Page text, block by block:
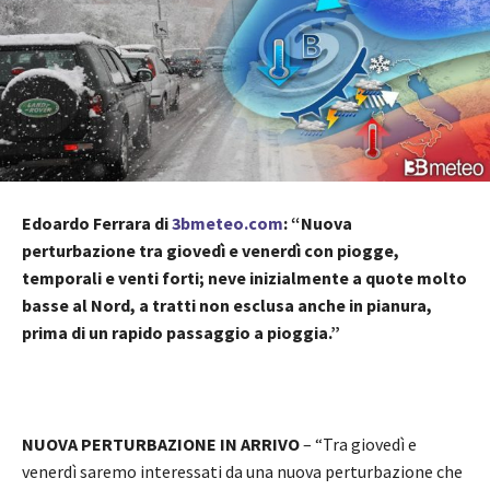
Edoardo Ferrara di3bmeteo.com: “Nuova
perturbazione tra giovedì e venerdì con piogge,
temporali e venti forti; neve inizialmente a quote molto
basse al Nord, a tratti non esclusa anche in pianura,
prima di un rapido passaggio a pioggia.”
NUOVA PERTURBAZIONE IN ARRIVO– “Tra giovedì e
venerdì saremo interessati da una nuova perturbazione che